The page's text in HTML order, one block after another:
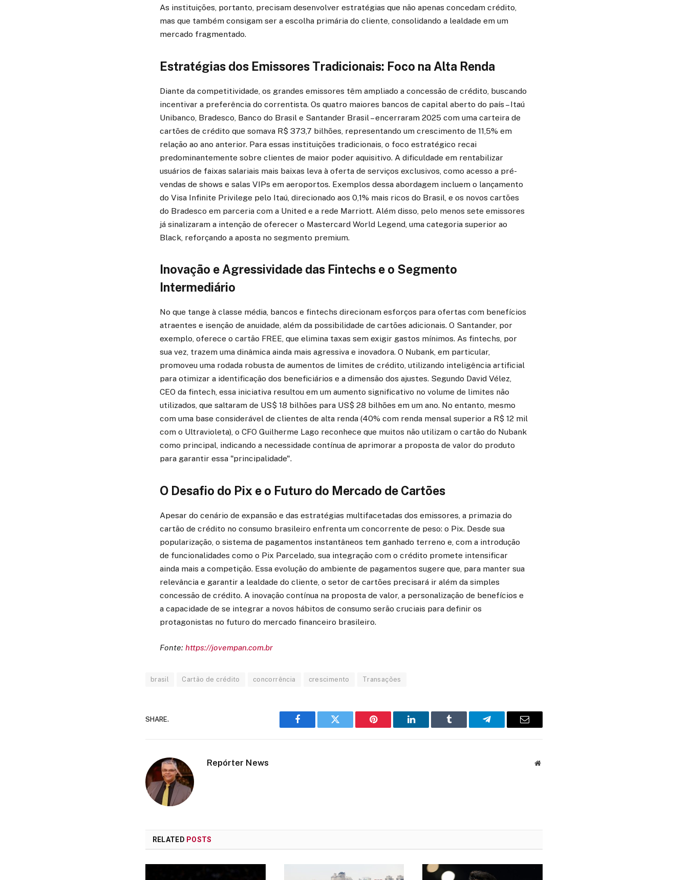
As instituições, portanto, precisam desenvolver estratégias que não apenas concedam crédito,
mas que também consigam ser a escolha primária do cliente, consolidando a lealdade em um
mercado fragmentado.
Estratégias dos Emissores Tradicionais: Foco na Alta Renda
Diante da competitividade, os grandes emissores têm ampliado a concessão de crédito, buscando
incentivar a preferência do correntista. Os quatro maiores bancos de capital aberto do país – Itaú
Unibanco, Bradesco, Banco do Brasil e Santander Brasil – encerraram 2025 com uma carteira de
cartões de crédito que somava R$ 373,7 bilhões, representando um crescimento de 11,5% em
relação ao ano anterior. Para essas instituições tradicionais, o foco estratégico recai
predominantemente sobre clientes de maior poder aquisitivo. A dificuldade em rentabilizar
usuários de faixas salariais mais baixas leva à oferta de serviços exclusivos, como acesso a pré-
vendas de shows e salas VIPs em aeroportos. Exemplos dessa abordagem incluem o lançamento
do Visa Infinite Privilege pelo Itaú, direcionado aos 0,1% mais ricos do Brasil, e os novos cartões
do Bradesco em parceria com a United e a rede Marriott. Além disso, pelo menos sete emissores
já sinalizaram a intenção de oferecer o Mastercard World Legend, uma categoria superior ao
Black, reforçando a aposta no segmento premium.
Inovação e Agressividade das Fintechs e o Segmento
Intermediário
No que tange à classe média, bancos e fintechs direcionam esforços para ofertas com benefícios
atraentes e isenção de anuidade, além da possibilidade de cartões adicionais. O Santander, por
exemplo, oferece o cartão FREE, que elimina taxas sem exigir gastos mínimos. As fintechs, por
sua vez, trazem uma dinâmica ainda mais agressiva e inovadora. O Nubank, em particular,
promoveu uma rodada robusta de aumentos de limites de crédito, utilizando inteligência artificial
para otimizar a identificação dos beneficiários e a dimensão dos ajustes. Segundo David Vélez,
CEO da fintech, essa iniciativa resultou em um aumento significativo no volume de limites não
utilizados, que saltaram de US$ 18 bilhões para US$ 28 bilhões em um ano. No entanto, mesmo
com uma base considerável de clientes de alta renda (40% com renda mensal superior a R$ 12 mil
com o Ultravioleta), o CFO Guilherme Lago reconhece que muitos não utilizam o cartão do Nubank
como principal, indicando a necessidade contínua de aprimorar a proposta de valor do produto
para garantir essa "principalidade".
O Desafio do Pix e o Futuro do Mercado de Cartões
Apesar do cenário de expansão e das estratégias multifacetadas dos emissores, a primazia do
cartão de crédito no consumo brasileiro enfrenta um concorrente de peso: o Pix. Desde sua
popularização, o sistema de pagamentos instantâneos tem ganhado terreno e, com a introdução
de funcionalidades como o Pix Parcelado, sua integração com o crédito promete intensificar
ainda mais a competição. Essa evolução do ambiente de pagamentos sugere que, para manter sua
relevância e garantir a lealdade do cliente, o setor de cartões precisará ir além da simples
concessão de crédito. A inovação contínua na proposta de valor, a personalização de benefícios e
a capacidade de se integrar a novos hábitos de consumo serão cruciais para definir os
protagonistas no futuro do mercado financeiro brasileiro.
Fonte: https://jovempan.com.br
brasil Cartão de crédito concorrência crescimento Transações
SHARE.
Facebook Twitter Pinterest LinkedIn Tumblr Telegram Email
Repórter News Website
RELATED POSTS